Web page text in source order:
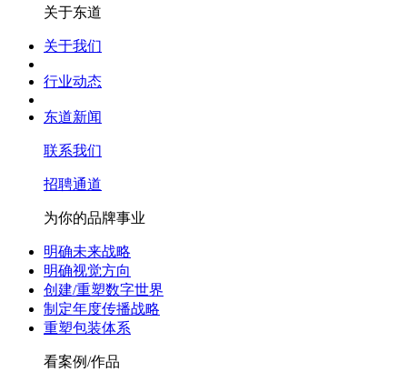
关于东道
关于我们
行业动态
东道新闻
联系我们
招聘通道
为你的品牌事业
明确未来战略
明确视觉方向
创建/重塑数字世界
制定年度传播战略
重塑包装体系
看案例/作品